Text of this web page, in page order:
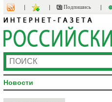
Подпишись
Новости